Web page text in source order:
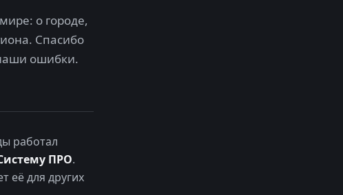
о городе,
Спасибо
ошибки.
работал
ПРО.
её для других